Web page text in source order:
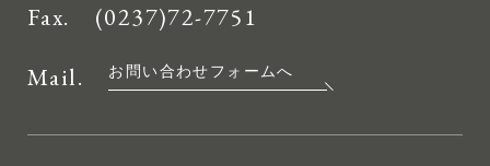
Fax. (0237)72-7751
Mail.
お問い合わせフォームへ